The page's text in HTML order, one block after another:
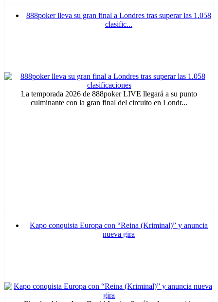
888poker lleva su gran final a Londres tras superar las 1.058
clasific...
La temporada 2026 de 888poker LIVE llegará a su punto
culminante con la gran final del circuito en Londr...
Kapo conquista Europa con “Reina (Kriminal)” y anuncia
nueva gira